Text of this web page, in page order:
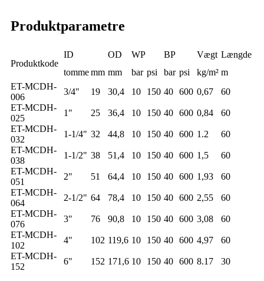
Produktparametre
Produktkode
ID OD WP BP Vægt Længde
tommemm mm bar psi bar psi kg/m² m
ET-MCDH-
006
3/4" 19 30,4 10 150 40 600 0,67
60
ET-MCDH-
025
1" 25 36,4 10 150 40 600 0,84
60
ET-MCDH-
032
1-1/4" 32 44,8 10 150 40 600 1.2
60
ET-MCDH-
038
1-1/2" 38 51,4 10 150 40 600 1,5
60
ET-MCDH-
051
2" 51 64,4 10 150 40 600 1,93
60
ET-MCDH-
064
2-1/2" 64 78,4 10 150 40 600 2,55
60
ET-MCDH-
076
3" 76 90,8 10 150 40 600 3,08
60
ET-MCDH-
102
4" 102 119,6 10 150 40 600 4,97
60
ET-MCDH-
152
6" 152 171,6 10 150 40 600 8.17 30